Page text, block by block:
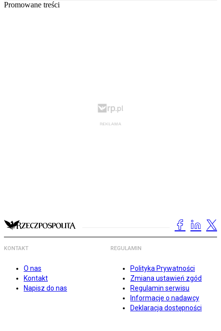
Promowane treści
KONTAKT
O nas
Kontakt
Napisz do nas
REGULAMIN
Polityka Prywatności
Zmiana ustawień zgód
Regulamin serwisu
Informacje o nadawcy
Deklaracja dostępności